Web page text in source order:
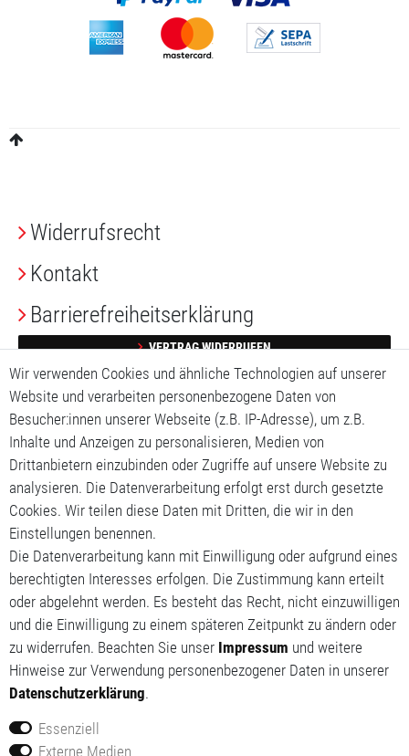
Widerrufs­recht
Kontakt
Barrierefreiheitserklärung
VERTRAG WIDERRUFEN
Impressum
Daten­schutz­erklärung
AGB
Mein Konto
Mein Warenkorb
Meine Wunschliste
Wir verwenden Cookies und ähnliche Technologien auf unserer
Website und verarbeiten personenbezogene Daten von
Besucher:innen unserer Webseite (z.B. IP-Adresse), um z.B.
Inhalte und Anzeigen zu personalisieren, Medien von
Drittanbietern einzubinden oder Zugriffe auf unsere Website zu
analysieren. Die Datenverarbeitung erfolgt erst durch gesetzte
Cookies. Wir teilen diese Daten mit Dritten, die wir in den
Einstellungen benennen.
Die Datenverarbeitung kann mit Einwilligung oder aufgrund eines
berechtigten Interesses erfolgen. Die Zustimmung kann erteilt
oder abgelehnt werden. Es besteht das Recht, nicht einzuwilligen
und die Einwilligung zu einem späteren Zeitpunkt zu ändern oder
zu widerrufen. Beachten Sie unser Impressum und weitere
Hinweise zur Verwendung personenbezogener Daten in unserer
Daten­schutz­erklärung.
Essenziell
Externe Medien